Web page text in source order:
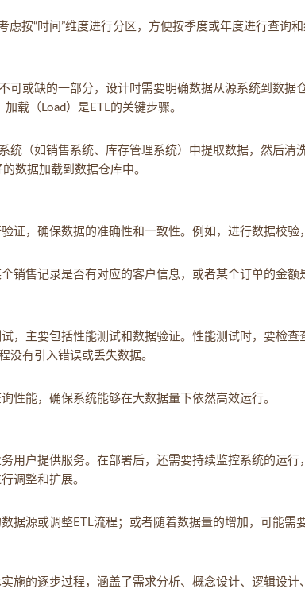
虑按“时间”维度进行分区，方便按季度或年度进行查询和
可或缺的一部分，设计时需要明确数据从源系统到数据
载（Load）是ETL的关键步骤。
统（如销售系统、库存管理系统）中提取数据，然后清
数据加载到数据仓库中。
证，确保数据的准确性和一致性。例如，进行数据校验
销售记录是否有对应的客户信息，或者某个订单的金额
，主要包括性能测试和数据验证。性能测试时，要检
没有引入错误或丢失数据。
性能，确保系统能够在大数据量下依然高效运行。
用户提供服务。在部署后，还需要持续监控系统的运
调整和扩展。
据源或调整ETL流程；或者随着数据量的增加，可能需
施的逐步过程，涵盖了需求分析、概念设计、逻辑设计